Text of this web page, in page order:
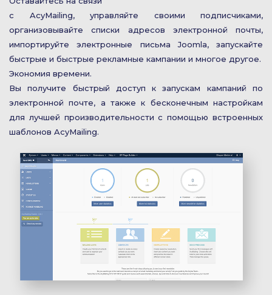
с AcyMailing, управляйте своими подписчиками,
организовывайте списки адресов электронной почты,
импортируйте электронные письма Joomla, запускайте
быстрые и быстрые рекламные кампании и многое другое.
Экономия времени.
Вы получите быстрый доступ к запускам кампаний по
электронной почте, а также к бесконечным настройкам
для лучшей производительности с помощью встроенных
шаблонов AcyMailing.